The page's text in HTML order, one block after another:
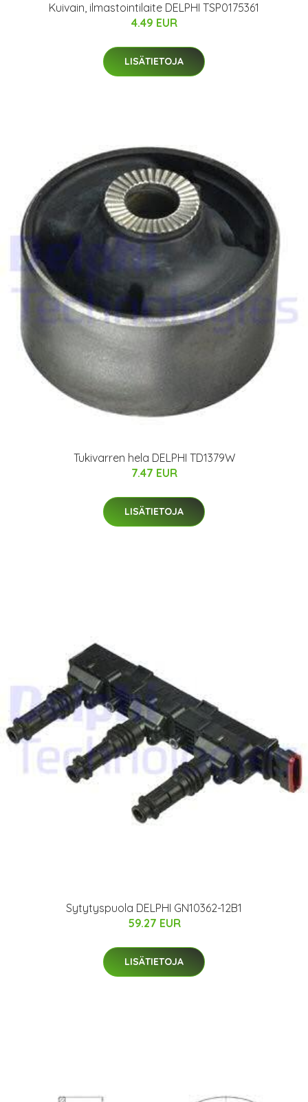
Kuivain, ilmastointilaite DELPHI TSP0175361
4.49 EUR
LISÄTIETOJA
Tukivarren hela DELPHI TD1379W
7.47 EUR
LISÄTIETOJA
Sytytyspuola DELPHI GN10362-12B1
59.27 EUR
LISÄTIETOJA